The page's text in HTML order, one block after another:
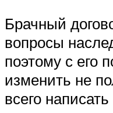
Брачный
вопросы
поэтому с его
изменить не
всего